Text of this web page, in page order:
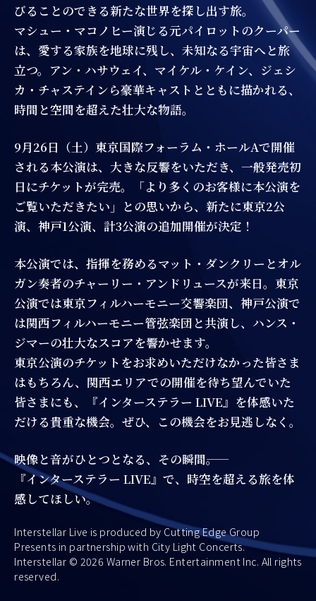
びることのできる新たな世界を探し出す旅。
マシュー・マコノヒー演じる元パイロットのクーパー
は、愛する家族を地球に残し、未知なる宇宙へと旅
立つ。アン・ハサウェイ、マイケル・ケイン、ジェシ
カ・チャステインら豪華キャストとともに描かれる、
時間と空間を超えた壮大な物語。
9月26日（土）東京国際フォーラム・ホールAで開催
される本公演は、大きな反響をいただき、一般発売初
日にチケットが完売。「より多くのお客様に本公演を
ご覧いただきたい」との思いから、新たに東京2公
演、神戸1公演、計3公演の追加開催が決定！
本公演では、指揮を務めるマット・ダンクリーとオル
ガン奏者のチャーリー・アンドリュースが来日。東京
公演では東京フィルハーモニー交響楽団、神戸公演で
は関西フィルハーモニー管弦楽団と共演し、ハンス・
ジマーの壮大なスコアを響かせます。
東京公演のチケットをお求めいただけなかった皆さま
はもちろん、関西エリアでの開催を待ち望んでいた
皆さまにも、『インターステラー LIVE』を体感いた
だける貴重な機会。ぜひ、この機会をお見逃しなく。
映像と音がひとつとなる、その瞬間――。
『インターステラー LIVE』で、時空を超える旅を体
感してほしい。
Interstellar Live is produced by Cutting Edge Group
Presents in partnership with City Light Concerts.
Interstellar © 2026 Warner Bros. Entertainment Inc. All rights
reserved.